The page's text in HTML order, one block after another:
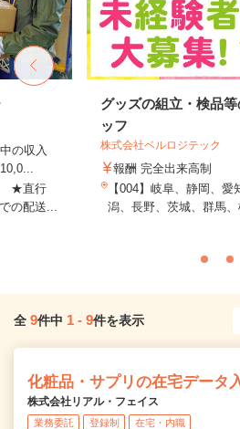
の収入
★直行
の配送...
グッズの組立・検品
ッフ
株式会社ベルロジテック
報酬 完全出来高制
【004】岐阜、静岡、愛
潟、長野、茨城、群馬、
全 9件中 1 - 9件を表示
化粧品・サプリの在宅データ
株式会社リアル・フェイス
業務委託 登録制 在宅・内職